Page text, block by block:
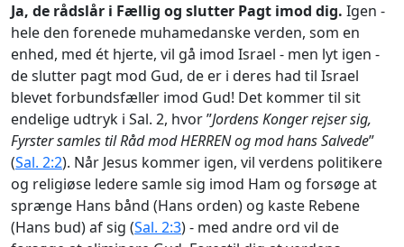
Ja, de rådslår i Fællig og slutter Pagt imod dig. Igen -
hele den forenede muhamedanske verden, som en
enhed, med ét hjerte, vil gå imod Israel - men lyt igen -
de slutter pagt mod Gud, de er i deres had til Israel
blevet forbundsfæller imod Gud! Det kommer til sit
endelige udtryk i Sal. 2, hvor ”Jordens Konger rejser sig,
Fyrster samles til Råd mod HERREN og mod hans Salvede”
(Sal. 2:2). Når Jesus kommer igen, vil verdens politikere
og religiøse ledere samle sig imod Ham og forsøge at
sprænge Hans bånd (Hans orden) og kaste Rebene
(Hans bud) af sig (Sal. 2:3) - med andre ord vil de